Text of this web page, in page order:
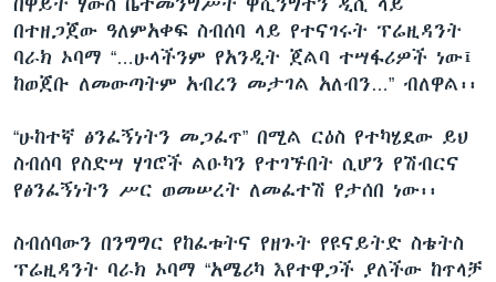
በተዘጋጀው ዓለምአቀፍ ስብሰባ ላይ የተናገሩት ፕሬዚዳንት
ባራክ ኦባማ “…ሁላችንም የአንዲት ጀልባ ተሣፋሪዎች ነው፤
ከወጀቡ ለመውጣትም አብረን መታገል አለብን…” ብለዋል፡፡
“ሁከተኛ ፅንፈኝነትን መጋፈጥ” በሚል ርዕስ የተካሄደው ይህ
ስብሰባ የስድሣ ሃገሮች ልዑካን የተገኙበት ሲሆን የሽብርና
የፅንፈኝነትን ሥር ወመሠረት ለመፈተሽ የታሰበ ነው፡፡
ስብሰባውን በንግግር የከፈቱትና የዘጉት የዩናይትድ ስቴትስ
ፕሬዚዳንት ባራክ ኦባማ “አሜሪካ እየተዋጋች ያለችው ከጥላቻ